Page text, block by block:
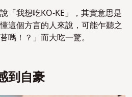
「我想吃KO-KE」，其實意思是
這個方言的人來說，可能乍聽之
嗎！？」而大吃一驚。
到自豪